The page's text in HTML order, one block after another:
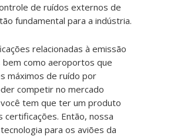
de ruídos externos de
fundamental para a indústria.
relacionadas à emissão
bem como aeroportos que
máximos de ruído por
competir no mercado
tem que ter um produto
certificações. Então, nossa
para os aviões da